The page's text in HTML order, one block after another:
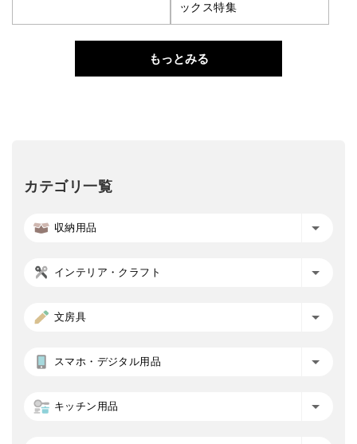
ックス特集
もっとみる
カテゴリ一覧
収納用品
インテリア・クラフト
文房具
スマホ・デジタル用品
キッチン用品